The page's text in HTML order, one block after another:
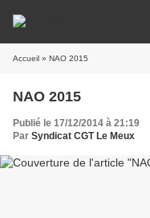
Accueil » NAO 2015
NAO 2015
Publié le 17/12/2014 à 21:19
Par Syndicat CGT Le Meux